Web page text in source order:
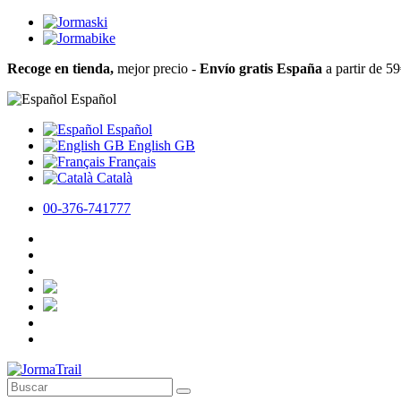
Recoge en tienda, mejor precio - Envío gratis España a partir de
Español
Español
English GB
Français
Català
00-376-741777